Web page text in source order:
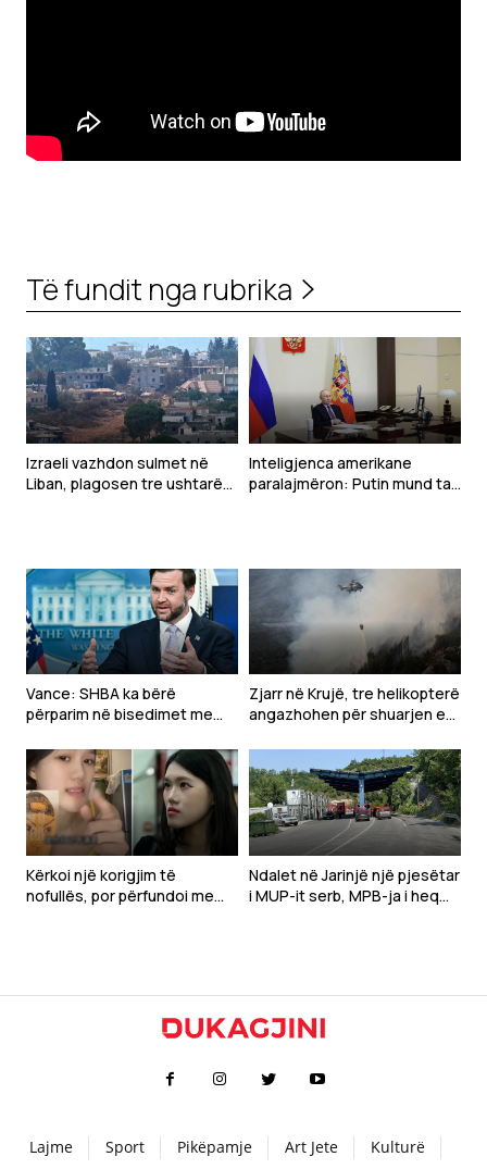
Të fundit nga rubrika
Izraeli vazhdon sulmet në
Liban, plagosen tre ushtarë
Inteligjenca amerikane
paralajmëron: Putin mund ta
Vance: SHBA ka bërë
përparim në bisedimet me
Zjarr në Krujë, tre helikopterë
angazhohen për shuarjen e
zjarrvënie të qëllimshme
Kërkoi një korigjim të
nofullës, por përfundoi me
Ndalet në Jarinjë një pjesëtar
i MUP-it serb, MPB-ja i heq
Lajme Sport Pikëpamje Art Jete Kulturë